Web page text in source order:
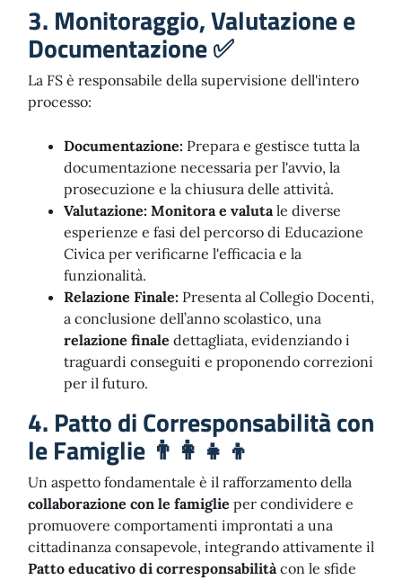
3. Monitoraggio, Valutazione e
Documentazione ✅
La FS è responsabile della supervisione dell'intero
processo:
Documentazione: Prepara e gestisce tutta la
documentazione necessaria per l'avvio, la
prosecuzione e la chiusura delle attività.
Valutazione: Monitora e valutale diverse
esperienze e fasi del percorso di Educazione
Civica per verificarne l'efficacia e la
funzionalità.
Relazione Finale: Presenta al Collegio Docenti,
a conclusione dell’anno scolastico, una
relazione finale dettagliata, evidenziando i
traguardi conseguiti e proponendo correzioni
per il futuro.
4. Patto di Corresponsabilità con
le Famiglie 👨‍👩‍👧‍👦
Un aspetto fondamentale è il rafforzamento della
collaborazione con le famiglie per condividere e
promuovere comportamenti improntati a una
cittadinanza consapevole, integrando attivamente il
Patto educativo di corresponsabilitàcon le sfide